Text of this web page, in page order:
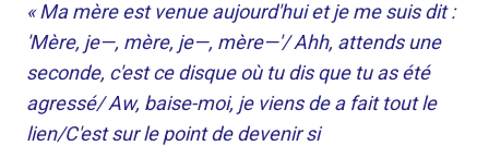
« Ma mère est venue aujourd'hui et je me suis dit :
'Mère, je—, mère, je—, mère—'/ Ahh, attends une
seconde, c'est ce disque où tu dis que tu as été
agressé/ Aw, baise-moi, je viens de a fait tout le
lien/C'est sur le point de devenir si